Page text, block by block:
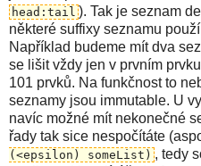
head:tail ). Tak je seznam
některé suffixy seznamu
Například budeme mít dva
se lišit vždy jen v prvním
101 prvků. Na funkčnost to
seznamy jsou immutable. U
navíc možné mít nekonečné
řady tak sice nespočítáte
(<epsilon) someList) , tedy